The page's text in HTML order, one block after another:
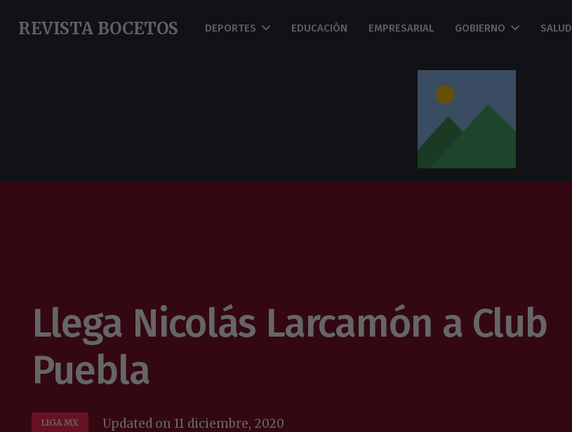
REVISTA BOCETOS DEPORTES EDUCACIÓN EMPRESARIAL GOBIERNO SALUD
Llega Nicolás Larcamón a Club
Puebla
LIGA MX Updated on11 diciembre, 2020